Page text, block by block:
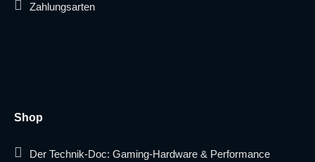
Zahlungsarten
Shop
Der Technik-Doc: Gaming-Hardware & Performance